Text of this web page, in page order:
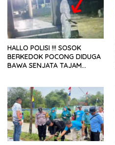
HALLO POLISI !!! SOSOK
BERKEDOK POCONG DIDUGA
BAWA SENJATA TAJAM
LEBONG